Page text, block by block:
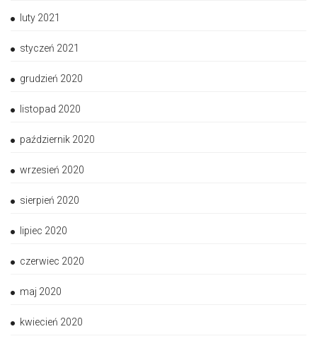
luty 2021
styczeń 2021
grudzień 2020
listopad 2020
październik 2020
wrzesień 2020
sierpień 2020
lipiec 2020
czerwiec 2020
maj 2020
kwiecień 2020